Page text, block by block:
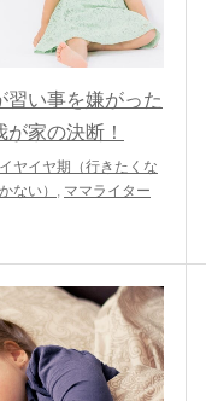
習い事を嫌がった
家の決断！
イヤイヤ期（行きたくな
ない） , ママライター